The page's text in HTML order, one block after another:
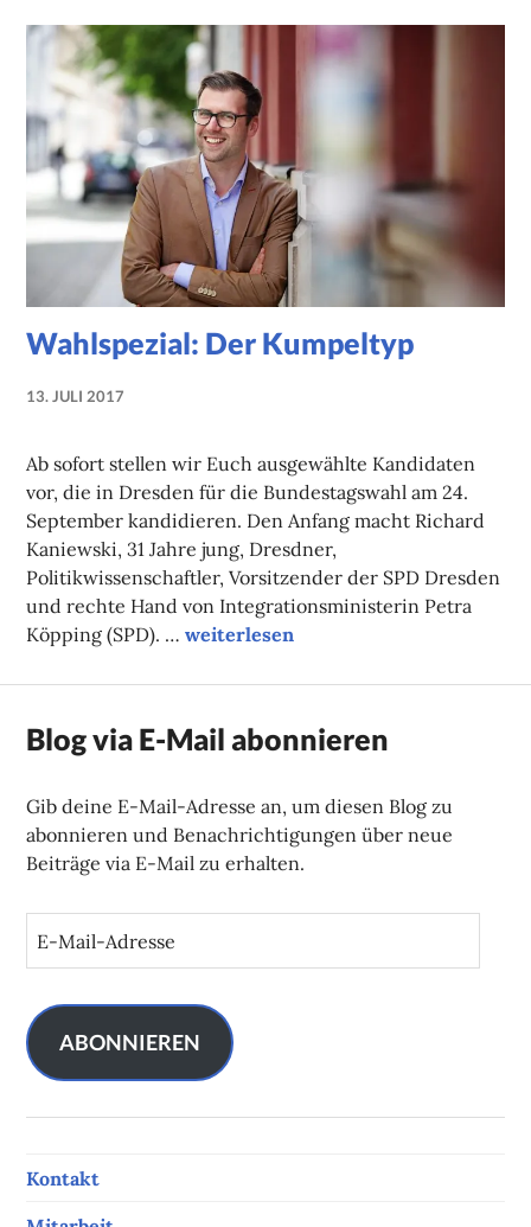
Wahlspezial: Der Kumpeltyp
13. JULI 2017
Ab sofort stellen wir Euch ausgewählte Kandidaten
vor, die in Dresden für die Bundestagswahl am 24.
September kandidieren. Den Anfang macht Richard
Kaniewski, 31 Jahre jung, Dresdner,
Politikwissenschaftler, Vorsitzender der SPD Dresden
und rechte Hand von Integrationsministerin Petra
Köpping (SPD). …Wahlspezial: Der Kumpeltyp
weiterlesen
Blog via E-Mail abonnieren
Gib deine E-Mail-Adresse an, um diesen Blog zu
abonnieren und Benachrichtigungen über neue
Beiträge via E-Mail zu erhalten.
a
i
l
A
r
ABONNIEREN
Kontakt